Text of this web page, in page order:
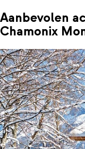
Aanbevolen
Chamonix